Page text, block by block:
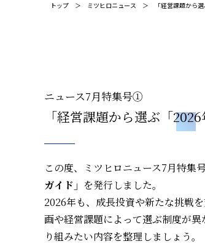
トップ ミツヒロニュース 「経営課題から
ニュース7月特集号①
「経営課題から選ぶ「
この度、ミツヒロニュース7月特集
ガイド」 を発行しました。
2026年も、成長投資や新たな挑戦
画や経営課題によって選ぶ制度が
り組みたい内容を整理しましょう。